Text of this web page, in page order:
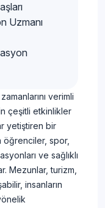
Uzmanı
verimli
çeşitli etkinlikler
yetiştiren bir
öğrenciler, spor,
ve sağlıklı
Mezunlar, turizm,
insanların